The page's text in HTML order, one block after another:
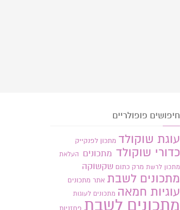
חיפושים פופולריים
עוגת שוקולד מתכון לפנקייק
כדורי שוקולד מתכונים
העלאת
מתכון לרשת מרק כתום שקשוקה
מתכונים לשבת אתר מתכונים
עוגיות חמאה מתכונים לעוגות
מתכונים לשבת פחזניות